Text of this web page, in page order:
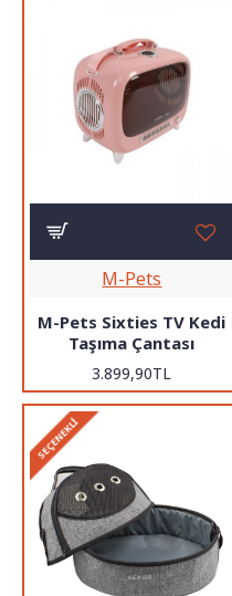
M-Pets
M-Pets Sixties TV Kedi
Taşıma Çantası
3.899,90TL
SEÇENEKLI